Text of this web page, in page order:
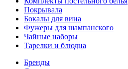
Покрывала
Бокалы для вина
Фужеры для шампанского
Чайные наборы
Тарелки и блюдца
Бренды